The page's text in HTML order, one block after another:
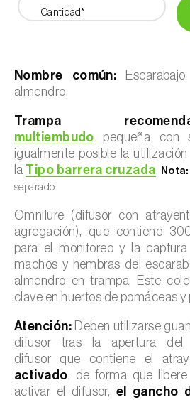
Cantidad*
Nombre común:
almendro.
Trampa
multiembudo pequeña con
igualmente posible la
la Tipo barrera cruzada. Nota:
separado.
Omnilure (difusor con
agregación), que contiene
para el monitoreo y la
machos y hembras del
almendro en trampa. Este
clave en huertos de pomáceas y
Atención: Deben utilizarse
difusor tras la apertura del
difusor que contiene el
activado, de forma que
activar el difusor, el gancho